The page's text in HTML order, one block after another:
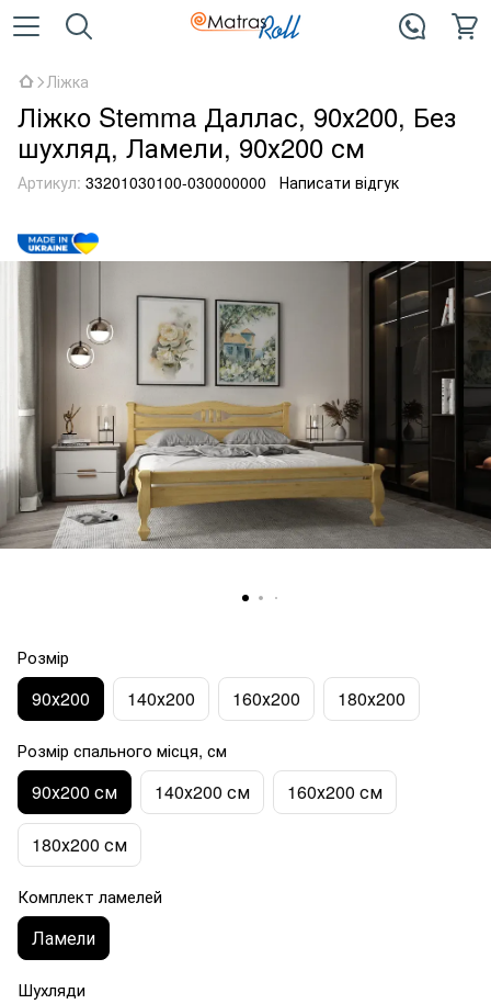
Ліжка
Ліжко Stemma Даллас, 90х200, Без
шухляд, Ламели, 90х200 см
Артикул: 33201030100-030000000 Написати відгук
Розмір
90х200 140х200 160х200 180х200
Розмір спального місця, см
90х200 см 140х200 см 160х200 см
180х200 см
Комплект ламелей
Ламели
Шухляди